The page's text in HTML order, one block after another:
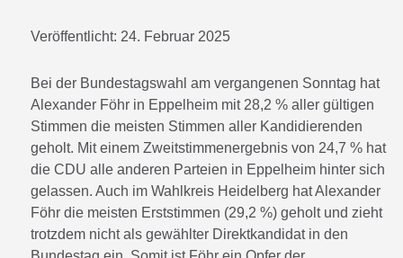
Veröffentlicht: 24. Februar 2025
Bei der Bundestagswahl am vergangenen Sonntag hat
Alexander Föhr in Eppelheim mit 28,2 % aller gültigen
Stimmen die meisten Stimmen aller Kandidierenden
geholt. Mit einem Zweitstimmenergebnis von 24,7 % hat
die CDU alle anderen Parteien in Eppelheim hinter sich
gelassen. Auch im Wahlkreis Heidelberg hat Alexander
Föhr die meisten Erststimmen (29,2 %) geholt und zieht
trotzdem nicht als gewählter Direktkandidat in den